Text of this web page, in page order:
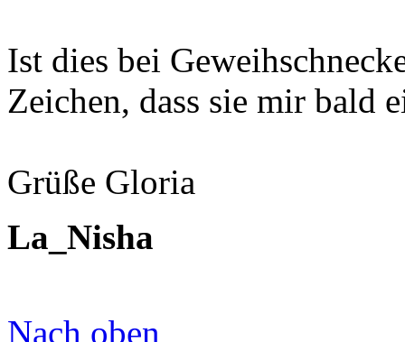
Ist dies bei
Zeichen, dass sie mir bald
Grüße Gloria
La_Nisha
Nach oben